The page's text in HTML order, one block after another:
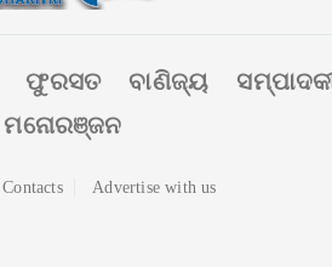
ଫୁରସତ ବାଣିଜ୍ୟ
ମନୋରଞ୍ଜନ
Contacts Advertise with us